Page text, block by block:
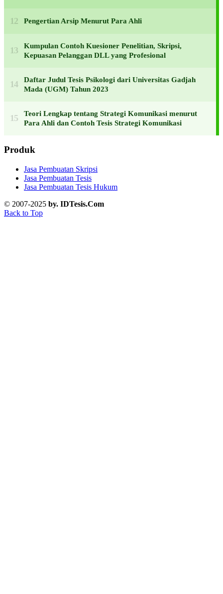
Pengertian Arsip Menurut Para Ahli
Kumpulan Contoh Kuesioner Penelitian, Skripsi,
Kepuasan Pelanggan DLL yang Profesional
Daftar Judul Tesis Psikologi dari Universitas Gadjah
Mada (UGM) Tahun 2023
Teori Lengkap tentang Strategi Komunikasi menurut
Para Ahli dan Contoh Tesis Strategi Komunikasi
Produk
Jasa Pembuatan Skripsi
Jasa Pembuatan Tesis
Jasa Pembuatan Tesis Hukum
© 2007-2025 by. IDTesis.Com
Back to Top